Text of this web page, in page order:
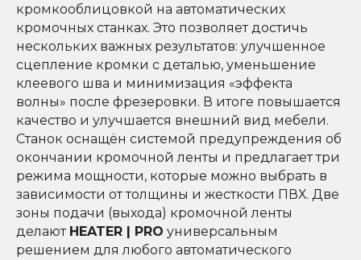
кромкооблицовкой на автоматических
кромочных станках. Это позволяет достичь
нескольких важных результатов: улучшенное
сцепление кромки с деталью, уменьшение
клеевого шва и минимизация «эффекта
волны» после фрезеровки. В итоге повышается
качество и улучшается внешний вид мебели.
Станок оснащён системой предупреждения об
окончании кромочной ленты и предлагает три
режима мощности, которые можно выбрать в
зависимости от толщины и жесткости ПВХ. Две
зоны подачи (выхода) кромочной ленты
делают HEATER | PRO универсальным
решением для любого автоматического